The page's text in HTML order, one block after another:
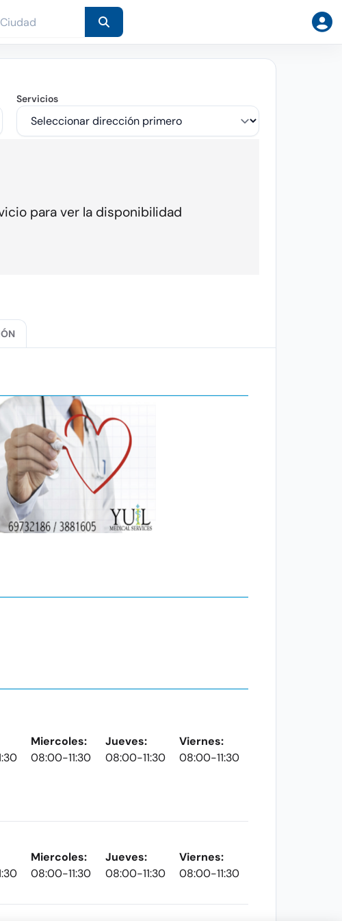
Servicios
para ver la disponibilidad
Miercoles:
08:00-11:30
Jueves:
08:00-11:30
Viernes:
08:00-11:30
Miercoles:
08:00-11:30
Jueves:
08:00-11:30
Viernes:
08:00-11:30